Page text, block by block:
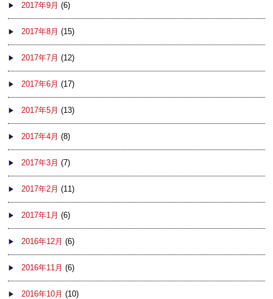
2017年9月 (6)
2017年8月 (15)
2017年7月 (12)
2017年6月 (17)
2017年5月 (13)
2017年4月 (8)
2017年3月 (7)
2017年2月 (11)
2017年1月 (6)
2016年12月 (6)
2016年11月 (6)
2016年10月 (10)